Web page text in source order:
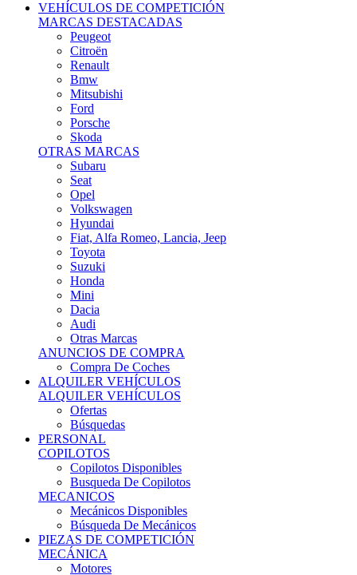
VEHÍCULOS DE COMPETICIÓN
MARCAS DESTACADAS
Peugeot
Citroën
Renault
Bmw
Mitsubishi
Ford
Porsche
Skoda
OTRAS MARCAS
Subaru
Seat
Opel
Volkswagen
Hyundai
Fiat, Alfa Romeo, Lancia, Jeep
Toyota
Suzuki
Honda
Mini
Dacia
Audi
Otras Marcas
ANUNCIOS DE COMPRA
Compra De Coches
ALQUILER VEHÍCULOS
ALQUILER VEHÍCULOS
Ofertas
Búsquedas
PERSONAL
COPILOTOS
Copilotos Disponibles
Busqueda De Copilotos
MECANICOS
Mecánicos Disponibles
Búsqueda De Mecánicos
PIEZAS DE COMPETICIÓN
MECÁNICA
Motores